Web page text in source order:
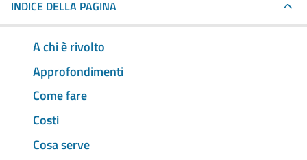
INDICE DELLA PAGINA
A chi è rivolto
Approfondimenti
Come fare
Costi
Cosa serve